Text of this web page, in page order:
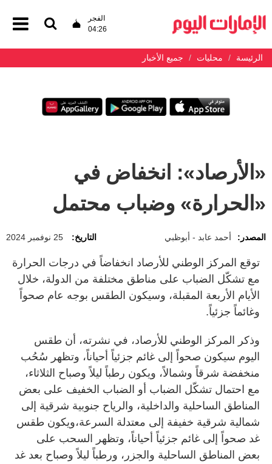
الفجر
04:26
الرئيسة محليات جميع الأخبار
«الأرصاد»: انخفاض في
«الحرارة» وضباب محتمل
المصدر: أحمد عابد - أبوظبي التاريخ: 25 نوفمبر 2024
توقع المركز الوطني للأرصاد انخفاضاً في درجات الحرارة
مع تشكّل الضباب على مناطق مختلفة من الدولة، خلال
الأيام الأربعة المقبلة، وسيكون الطقس بوجه عام صحواً
وغائماً جزئياً.
وذكر المركز الوطني للأرصاد، في نشرته، أن طقس
اليوم سيكون صحواً إلى غائم جزئياً أحياناً، وتظهر سُحُب
منخفضة شرقاً وشمالاً، ويكون رطباً ليلاً وصباح الثلاثاء،
مع احتمال تشكّل الضباب أو الضباب الخفيف على بعض
المناطق الساحلية والداخلية، والرياح جنوبية شرقية إلى
شمالية شرقية خفيفة إلى معتدلة السرعة،ويكون طقس
غد صحواً إلى غائم جزئياً أحياناً، وتظهر السحب على
بعض المناطق الساحلية والجزر، ورطباً ليلاً وصباح بعد غد